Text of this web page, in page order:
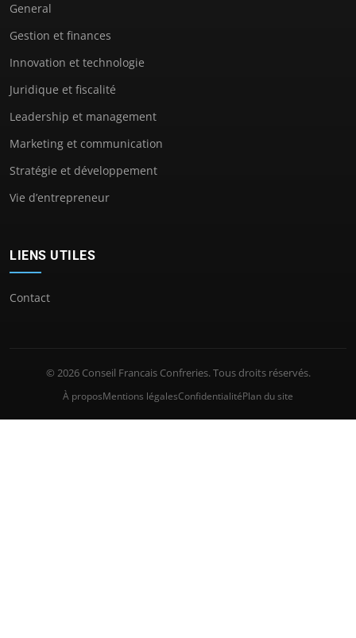
General
Gestion et finances
Innovation et technologie
Juridique et fiscalité
Leadership et management
Marketing et communication
Stratégie et développement
Vie d’entrepreneur
LIENS UTILES
Contact
© 2026 Conseil Francais Confreries. Tous droits réservés.
À proposMentions légalesConfidentialitéPlan du site